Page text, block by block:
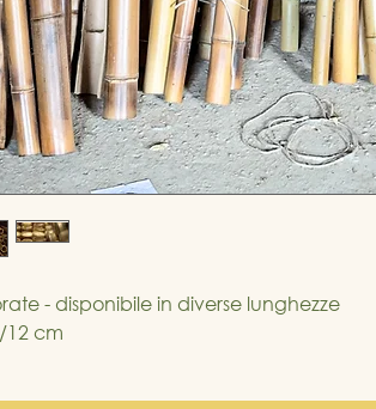
- disponibile in diverse lunghezze
12 cm